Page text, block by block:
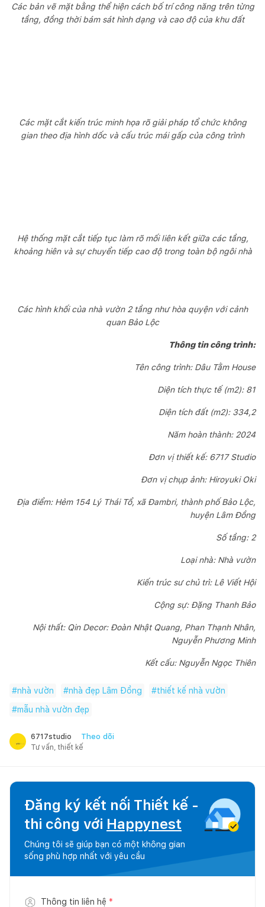
Các bản vẽ mặt bằng thể hiện cách bố trí công năng trên từng
tầng, đồng thời bám sát hình dạng và cao độ của khu đất
Các mặt cắt kiến trúc minh họa rõ giải pháp tổ chức không
gian theo địa hình dốc và cấu trúc mái gấp của công trình
Hệ thống mặt cắt tiếp tục làm rõ mối liên kết giữa các tầng,
khoảng hiên và sự chuyển tiếp cao độ trong toàn bộ ngôi nhà
Các hình khối của nhà vườn 2 tầng như hòa quyện với cảnh
quan Bảo Lộc
Thông tin công trình:
Tên công trình: Dâu Tằm House
Diện tích thực tế (m2): 81
Diện tích đất (m2): 334,2
Năm hoàn thành: 2024
Đơn vị thiết kế: 6717 Studio
Đơn vị chụp ảnh: Hiroyuki Oki
Địa điểm: Hẻm 154 Lý Thái Tổ, xã Đambri, thành phố Bảo Lộc,
huyện Lâm Đồng
Số tầng: 2
Loại nhà: Nhà vườn
Kiến trúc sư chủ trì: Lê Viết Hội
Cộng sự: Đặng Thanh Bảo
Nội thất: Qin Decor: Đoàn Nhật Quang, Phan Thạnh Nhân,
Nguyễn Phương Minh
Kết cấu: Nguyễn Ngọc Thiên
#nhà vườn #nhà đẹp Lâm Đồng #thiết kế nhà vườn
#mẫu nhà vườn đẹp
6717studio Theo dõi
Tư vấn, thiết kế
Đăng ký kết nối Thiết kế -
thi công với Happynest
Chúng tôi sẽ giúp bạn có một không gian
sống phù hợp nhất với yêu cầu
Thông tin liên hệ *